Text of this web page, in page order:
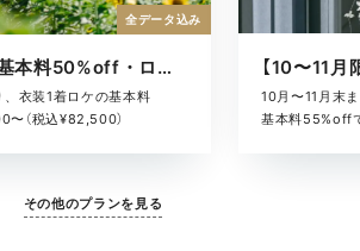
【7〜9月限定】基本料50%off・ロケキャンペーン
衣装1着ロケの基本料
（税込¥82,500）
全データ込み
10月〜11月末
基本料55%off
その他のプランを見る